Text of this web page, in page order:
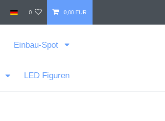
0 0,00 EUR
Einbau-Spot
LED Figuren